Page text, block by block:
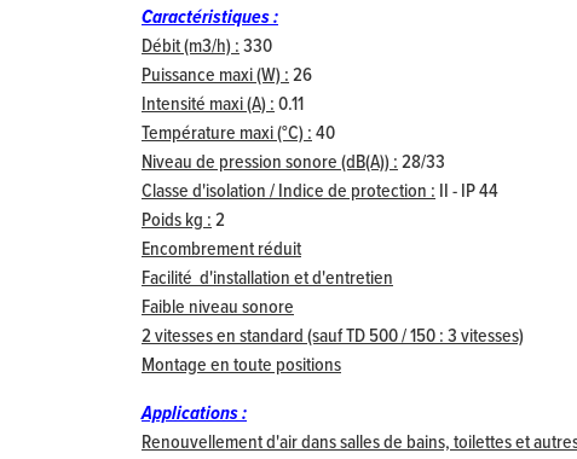
Caractéristiques :
Débit (m3/h) :330
Puissance maxi (W) :26
Intensité maxi (A) :0.11
Température maxi (°C) :40
Niveau de pression sonore (dB(A)) :28/33
Classe d'isolation / Indice de protection : II - IP 44
Poids kg :2
Encombrement réduit
Facilité d'installation et d'entretien
Faible niveau sonore
2 vitesses en standard (sauf TD 500 / 150 : 3 vitesses)
Montage en toute positions
Applications :
Renouvellement d'air dans salles de bains, toilettes et